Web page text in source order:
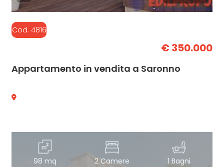
Cod. 4816
€ 350.000
Appartamento in vendita a Saronno
98 mq 2 Camere 1 Bagni